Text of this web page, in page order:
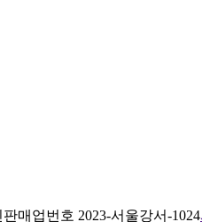
매업번호 2023-서울강서-1024